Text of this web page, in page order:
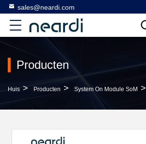
sales@neardi.com
Producten
Huis > Producten > System On Module SoM >